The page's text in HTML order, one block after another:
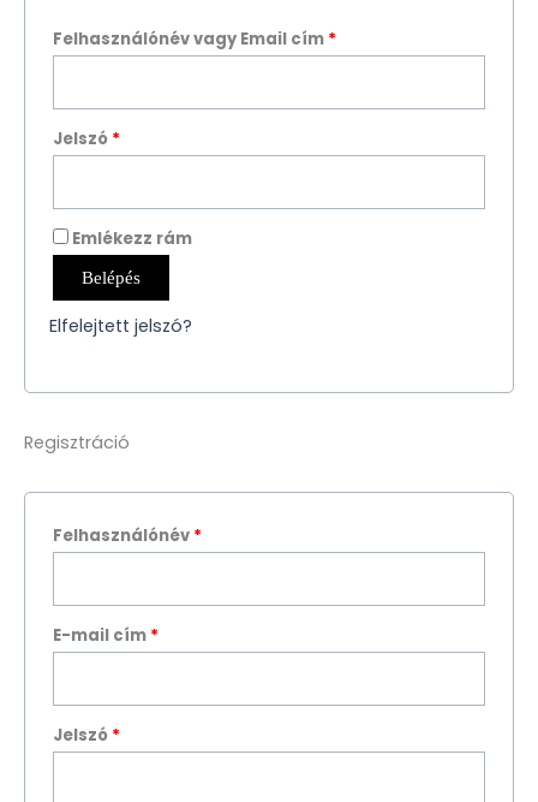
Felhasználónév vagy Email cím *
Jelszó *
Emlékezz rám
Belépés
Elfelejtett jelszó?
Regisztráció
Felhasználónév *
E-mail cím *
Jelszó *